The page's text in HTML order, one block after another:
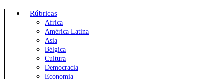
Rúbricas
Africa
América Latina
Asia
Bélgica
Cultura
Democracia
Economia